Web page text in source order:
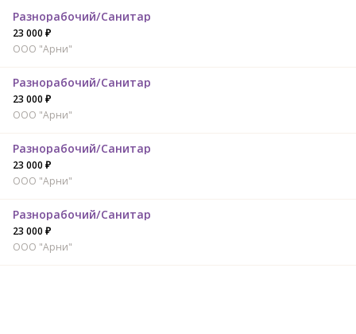
Разнорабочий/Санитар
23 000 ₽
ООО "Арни"
Разнорабочий/Санитар
23 000 ₽
ООО "Арни"
Разнорабочий/Санитар
23 000 ₽
ООО "Арни"
Разнорабочий/Санитар
23 000 ₽
ООО "Арни"